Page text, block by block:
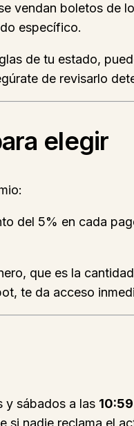
vendan boletos de
específico.
de tu estado,
de revisarlo
elegir
del 5% en cada
que es la
te da acceso
y sábados a las
si nadie reclama el